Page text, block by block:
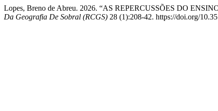
Lopes, Breno de Abreu. 2026. “AS REPERCUSSÕES DO
Da Geografia De Sobral (RCGS) 28 (1):208-42. https://doi.org/